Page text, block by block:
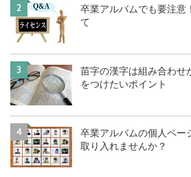
2
卒業アルバムでも要注意
て
3
苗字の漢字は組み合わせ
をつけたいポイント
4
卒業アルバムの個人ペー
取り入れませんか？